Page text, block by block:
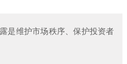
是维护市场秩序、保护投资者